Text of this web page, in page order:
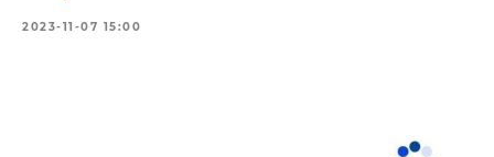
2023-11-07 15:00